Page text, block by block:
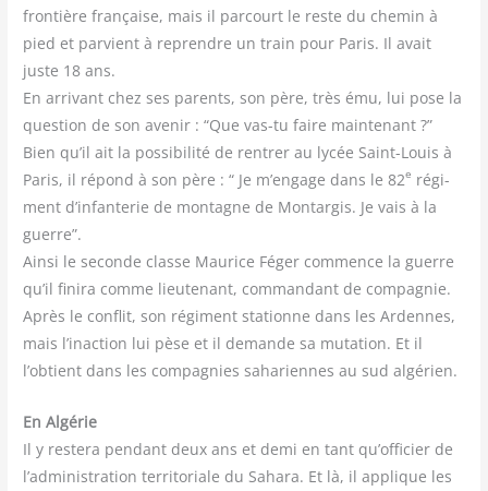
fron­tière fran­çaise, mais il par­court le reste du che­min à
pied et par­vient à reprendre un train pour Paris. Il avait
juste 18 ans.
En arri­vant chez ses parents, son père, très ému, lui pose la
ques­tion de son ave­nir : “Que vas-tu faire main­te­nant ?”
Bien qu’il ait la pos­si­bi­li­té de ren­trer au lycée Saint-Louis à
Paris, il répond à son père : “ Je m’engage dans le 82e régi­
ment d’infanterie de mon­tagne de Mon­tar­gis. Je vais à la
guerre”.
Ain­si le seconde classe Mau­rice Féger com­mence la guerre
qu’il fini­ra comme lieu­te­nant, com­man­dant de com­pa­gnie.
Après le conflit, son régi­ment sta­tionne dans les Ardennes,
mais l’inaction lui pèse et il demande sa muta­tion. Et il
l’obtient dans les com­pa­gnies saha­riennes au sud algérien.
En Algérie
Il y res­te­ra pen­dant deux ans et demi en tant qu’officier de
l’administration ter­ri­to­riale du Saha­ra. Et là, il applique les